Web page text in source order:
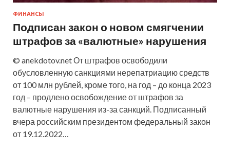
ФИНАНСЫ
Подписан закон о новом смягчении
штрафов за «валютные» нарушения
© anekdotov.net От штрафов освободили
обусловленную санкциями нерепатриацию средств
от 100 млн рублей, кроме того, на год – до конца 2023
год – продлено освобождение от штрафов за
валютные нарушения из-за санкций. Подписанный
вчера российским президентом федеральный закон
от 19.12.2022…